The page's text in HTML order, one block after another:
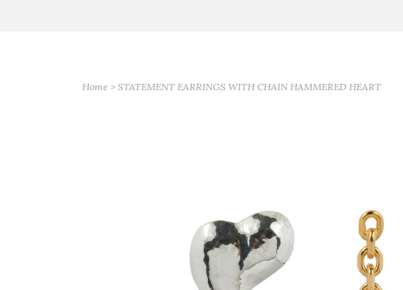
Home > STATEMENT EARRINGS WITH CHAIN HAMMERED HEART